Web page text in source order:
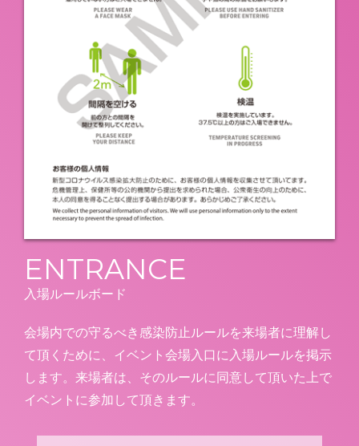
ENTRANCE
入場ルールボード
会場内での守るべき感染防止ルールを来場者に理解し
て頂くために、イベント会場入口に入場ルールを掲示
します。来場者は、そのルールに同意して頂いた上で
イベントに参加して頂きます。